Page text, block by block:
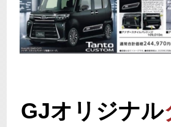
GJオリジナル